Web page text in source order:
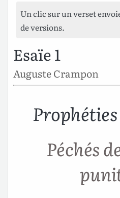
Un clic sur un verset
de versions.
Esaïe 1
Auguste Crampon
Péchés